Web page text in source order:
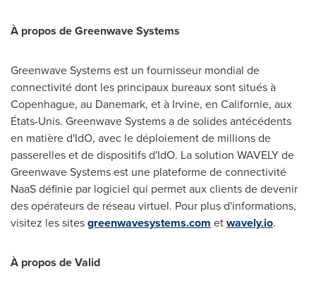
À propos de Greenwave Systems
Greenwave Systems est un fournisseur mondial de
connectivité dont les principaux bureaux sont situés à
Copenhague, au Danemark, et à Irvine, en Californie, aux
États-Unis. Greenwave Systems a de solides antécédents
en matière d'IdO, avec le déploiement de millions de
passerelles et de dispositifs d'IdO. La solution WAVELY de
Greenwave Systems est une plateforme de connectivité
NaaS définie par logiciel qui permet aux clients de devenir
des opérateurs de réseau virtuel. Pour plus d'informations,
visitez les sitesgreenwavesystems.com etwavely.io.
À propos de Valid